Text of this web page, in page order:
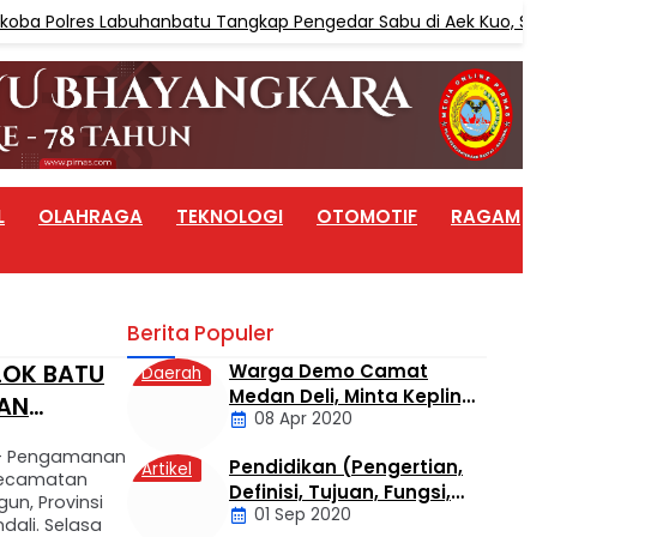
Polres Labuhanbatu Tangkap Pengedar Sabu di Aek Kuo, Sita 3,10 Gram Sabu
OLAHRAGA TEKNOLOGI OTOMOTIF RAGAM
BATU
– Pengamanan
Provinsi
Selasa
Berita Populer
Daerah
Warga Demo Camat
Medan Deli, Minta Kepling
6 Titi Papan Di Copot
Warganya
08 Apr 2020
Artikel
Pendidikan (Pengertian,
Definisi, Tujuan, Fungsi,
dan Jenis Pendidikan)
01 Sep 2020